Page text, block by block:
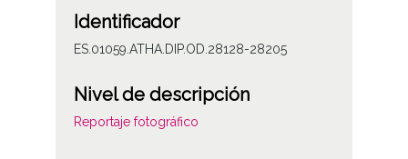
Identificador
ES.01059.ATHA.DIP.OD.28128-28205
Nivel de descripción
Reportaje fotográfico